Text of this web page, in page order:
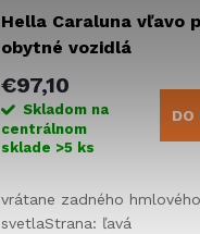
Hella Caraluna vľavo
obytné vozidlá
€97,10
Skladom na
centrálnom
sklade >5 ks
DO
vrátane zadného hmlového
svetlaStrana: ľavá